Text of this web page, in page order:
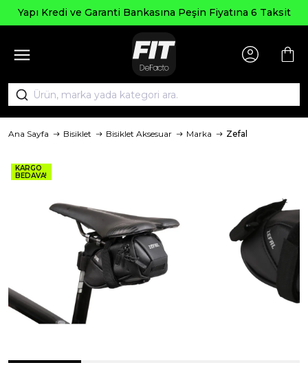
Yapı Kredi ve Garanti Bankasına Peşin Fiyatına 6 Taksit
Ana Sayfa Bisiklet Bisiklet Aksesuar Marka Zefal
KARGO
BEDAVA!